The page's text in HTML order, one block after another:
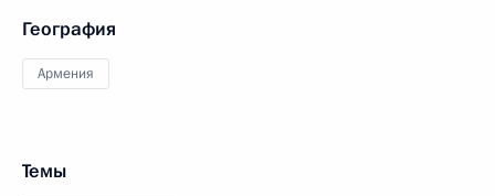
География
Армения
Темы